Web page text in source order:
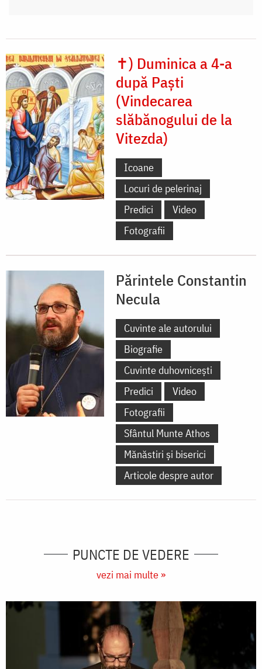
✝) Duminica a 4-a
după Paști
(Vindecarea
slăbănogului de la
Vitezda)
Icoane
Locuri de pelerinaj
Predici
Video
Fotografii
Părintele Constantin
Necula
Cuvinte ale autorului
Biografie
Cuvinte duhovnicești
Predici
Video
Fotografii
Sfântul Munte Athos
Mănăstiri și biserici
Articole despre autor
PUNCTE DE VEDERE
vezi mai multe »